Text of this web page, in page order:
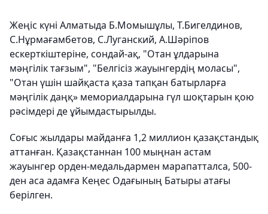
Жеңіс күні Алматыда Б.Момышұлы, Т.Бигелдинов,
С.Нұрмағамбетов, С.Луганский, А.Шәріпов
ескерткіштеріне, сондай-ақ, "Отан ұлдарына
мәңгілік тағзым", "Белгісіз жауынгердің моласы",
"Отан үшін шайқаста қаза тапқан батырларға
мәңгілік даңқ» мемориалдарына гүл шоқтарын қою
рәсімдері де ұйымдастырылды.
Соғыс жылдары майданға 1,2 миллион қазақстандық
аттанған. Қазақстаннан 100 мыңнан астам
жауынгер орден-медальдармен марапатталса, 500-
ден аса адамға Кеңес Одағының Батыры атағы
берілген.